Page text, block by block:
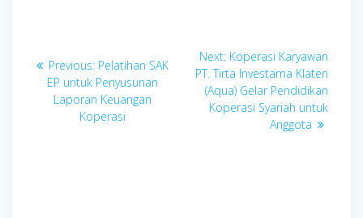
navigation
Previous: Previous
post:
Pelatihan SAK
EP untuk Penyusunan
Laporan Keuangan
Koperasi
Next: Next
post:
Koperasi Karyawan
PT. Tirta Investama Klaten
(Aqua) Gelar Pendidikan
Koperasi Syariah untuk
Anggota